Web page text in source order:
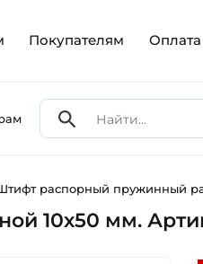
Покупателям Оплата
распорный пружинный
10х50 мм.